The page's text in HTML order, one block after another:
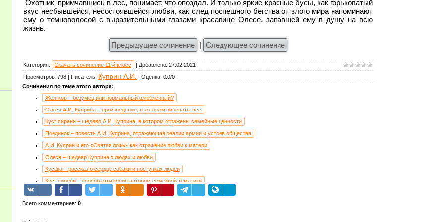
Охотник, примчавшись в лес, понимает, что опоздал. И только яркие красные бусы, как горьковатый
вкус несбывшейся, несостоявшейся любви, как след поспешного бегства от злого мира напоминают
ему о темноволосой с выразительными глазами красавице Олесе, запавшей ему в душу на всю
жизнь.
Предыдущее сочинение
| Следующее сочинение
Категория: Скачать сочинение 11-й класс Добавлено: 27.02.2021
Просмотров: 798 Писатель: Куприн А.И. Оценка: 0.0/0
Сочинения по теме этого автора:
Желтков – безумец или нормальный влюбленный?
Олеся А.И. Куприна – произведение, в котором виноваты все
Куст сирени – шедевр А.И. Куприна, в котором отражены семейные ценности
Поединок – повесть А.И. Куприна, отражающая реалии армии и устоев общества
А.И. Куприн и его «Святая ложь» как отражение любви к матери
Олеся – шедевр Куприна о людях и любви
Кусака – рассказ о сердце собаки и поступках людей
Куст сирени – способ отражения автором семейной тематики
Куприн. Гранатовый браслет.
Главная мысль рассказа Куприна «На разъезде», реальность или вымысел?
Всего комментариев: 0